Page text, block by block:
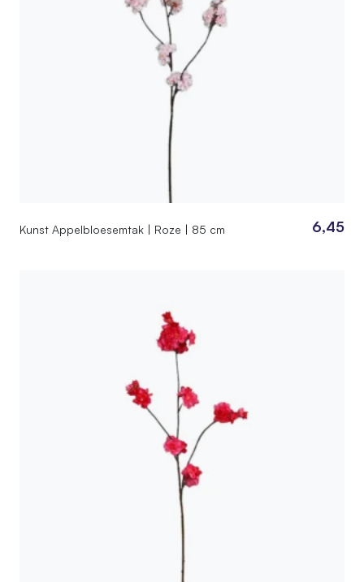
Kunst Appelbloesemtak | Roze | 85 cm 6,45